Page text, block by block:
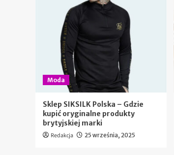
Moda
Sklep SIKSILK Polska – Gdzie
kupić oryginalne produkty
brytyjskiej marki
Redakcja 25 września, 2025